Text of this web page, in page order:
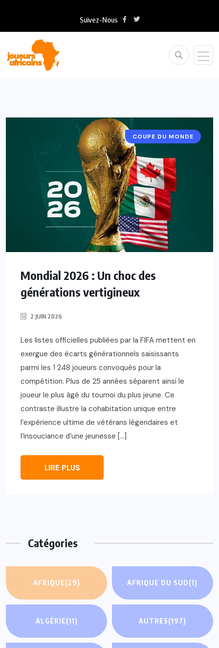
Suivez-Nous
COUPE DU MONDE
Mondial 2026 : Un choc des
générations vertigineux
2 JUIN 2026
Les listes officielles publiées par la FIFA mettent en
exergue des écarts générationnels saisissants
parmi les 1 248 joueurs convoqués pour la
compétition. Plus de 25 années séparent ainsi le
joueur le plus âgé du tournoi du plus jeune. Ce
contraste illustre la cohabitation unique entre
l’expérience ultime de vétérans légendaires et
l’insouciance d’une jeunesse […]
LIRE PLUS
Catégories
AFRIQUE(29) AFRIQUE DU SUD(1)
ALGÉRIE(11) AUTRES(197)